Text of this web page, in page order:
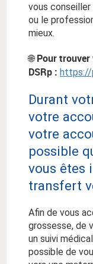
vous
ou le
mieux.
🌐 Pour trouver
DSRp : https://
Durant
votre
votre
possible
vous êtes
transfert
Afin de vous
grossesse, de
un suivi
possible de